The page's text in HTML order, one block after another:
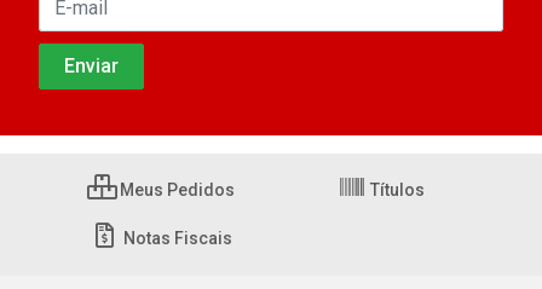
Meus Pedidos Títulos
Notas Fiscais